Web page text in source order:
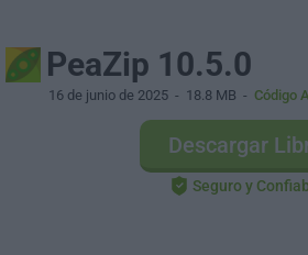
PeaZip 10.5.0
16 de junio de 2025 - 18.8 MB - Código
Descargar
Seguro y